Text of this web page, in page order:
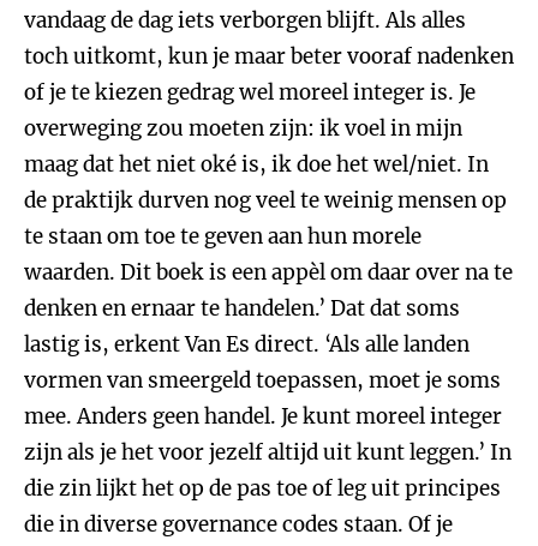
vandaag de dag iets verborgen blijft. Als alles
toch uitkomt, kun je maar beter vooraf nadenken
of je te kiezen gedrag wel moreel integer is. Je
overweging zou moeten zijn: ik voel in mijn
maag dat het niet oké is, ik doe het wel/niet. In
de praktijk durven nog veel te weinig mensen op
te staan om toe te geven aan hun morele
waarden. Dit boek is een appèl om daar over na te
denken en ernaar te handelen.’ Dat dat soms
lastig is, erkent Van Es direct. ‘Als alle landen
vormen van smeergeld toepassen, moet je soms
mee. Anders geen handel. Je kunt moreel integer
zijn als je het voor jezelf altijd uit kunt leggen.’ In
die zin lijkt het op de pas toe of leg uit principes
die in diverse governance codes staan. Of je